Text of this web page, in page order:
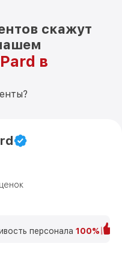
скажут
Pard в
персонала 100%